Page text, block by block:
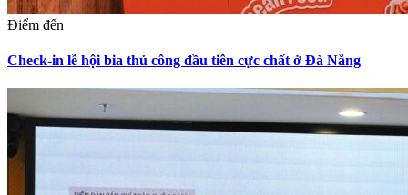
Điểm đến
Check-in lễ hội bia thủ công đầu tiên cực chất ở Đà Nẵng